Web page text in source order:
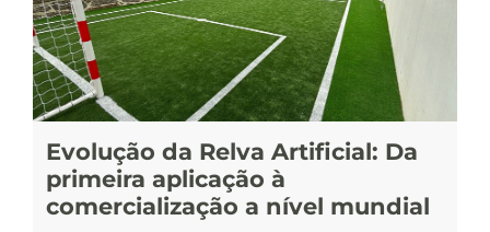
Evolução da Relva Artificial: Da
primeira aplicação à
comercialização a nível mundial